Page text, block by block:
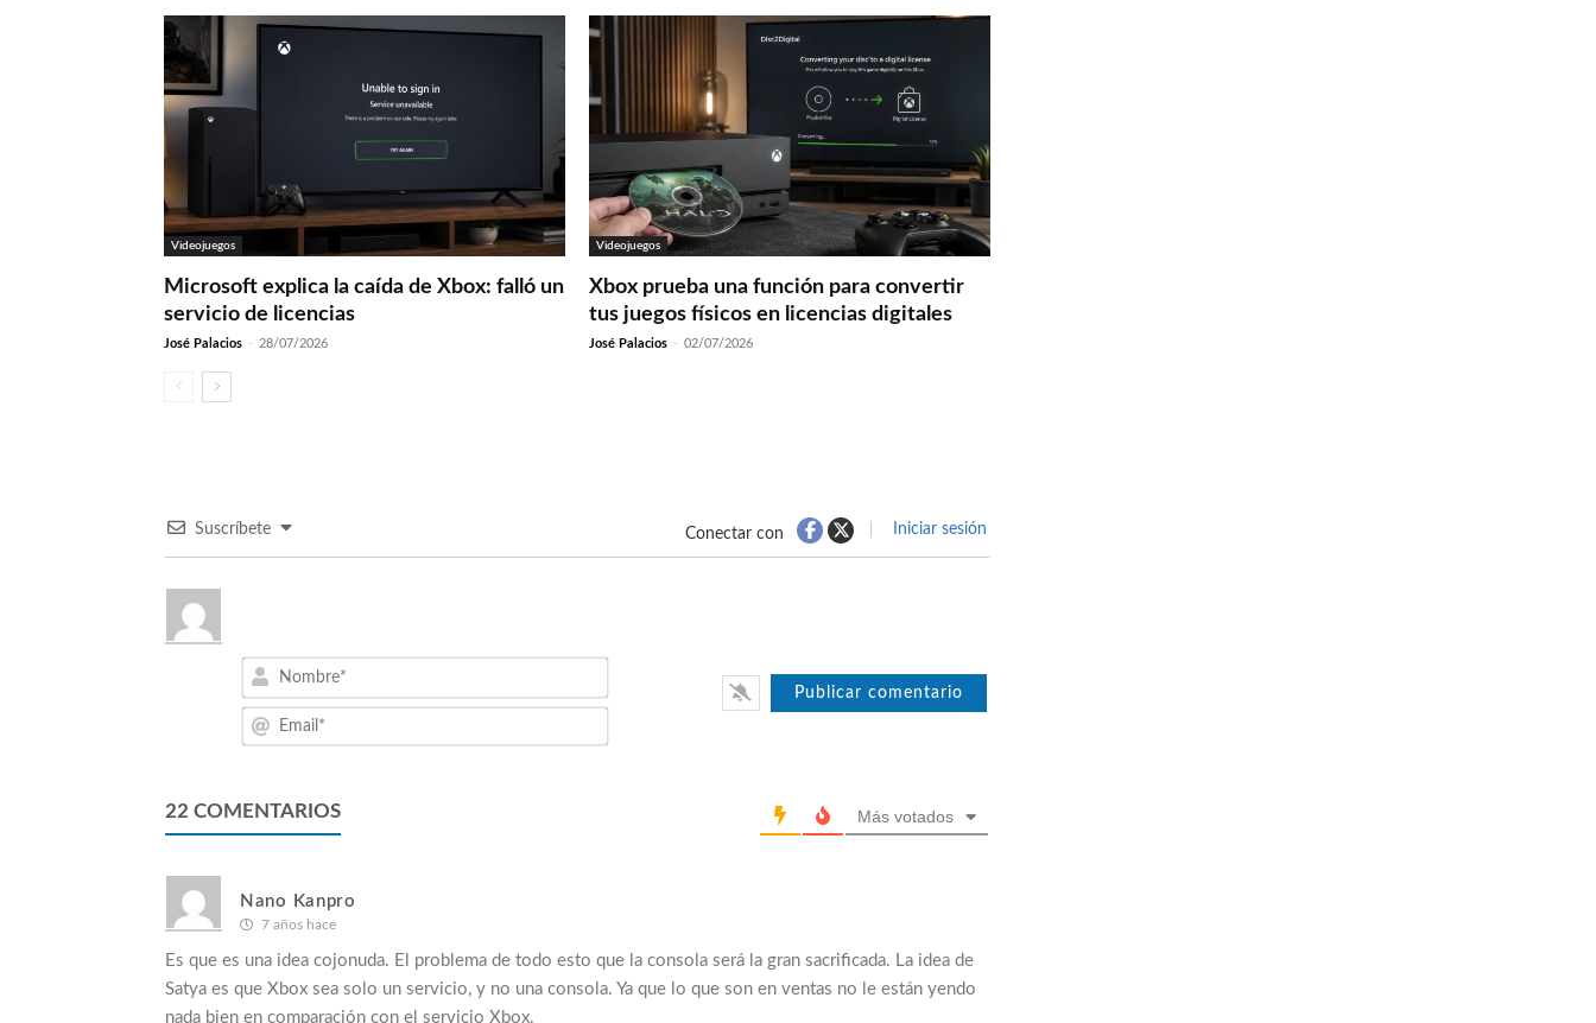
Videojuegos
Microsoft explica la caída de Xbox: falló un
servicio de licencias
José Palacios - 28/07/2026
Videojuegos
Xbox prueba una función para convertir
tus juegos físicos en licencias digitales
José Palacios - 02/07/2026
Suscríbete Conectar con Iniciar sesión
22 COMENTARIOS Más votados
Nano Kanpro
7 años hace
Es que es una idea cojonuda. El problema de todo esto que la consola será la gran sacrificada. La idea de
Satya es que Xbox sea solo un servicio, y no una consola. Ya que lo que son en ventas no le están yendo
nada bien en comparación con el servicio Xbox.